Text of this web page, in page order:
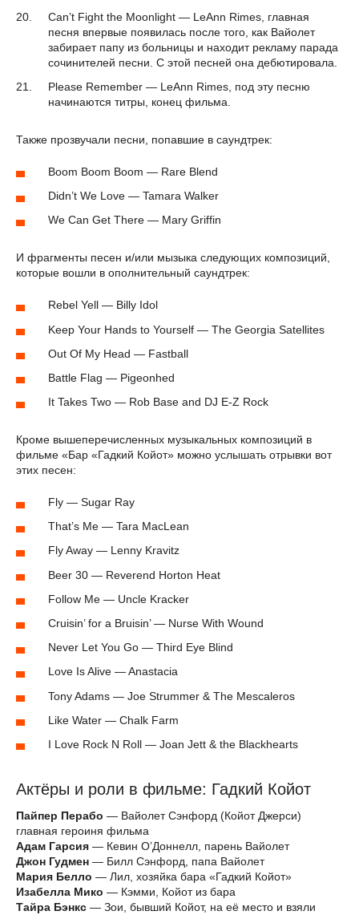
Can’t Fight the Moonlight — LeAnn Rimes, главная
песня впервые появилась после того, как Вайолет
забирает папу из больницы и находит рекламу парада
сочинителей песни. С этой песней она дебютировала.
Please Remember — LeAnn Rimes, под эту песню
начинаются титры, конец фильма.
Также прозвучали песни, попавшие в саундтрек:
Boom Boom Boom — Rare Blend
Didn’t We Love — Tamara Walker
We Can Get There — Mary Griffin
И фрагменты песен и/или мызыка следующих композиций,
которые вошли в ополнительный саундтрек:
Rebel Yell — Billy Idol
Keep Your Hands to Yourself — The Georgia Satellites
Out Of My Head — Fastball
Battle Flag — Pigeonhed
It Takes Two — Rob Base and DJ E-Z Rock
Кроме вышеперечисленных музыкальных композиций в
фильме «Бар «Гадкий Койот» можно услышать отрывки вот
этих песен:
Fly — Sugar Ray
That’s Me — Tara MacLean
Fly Away — Lenny Kravitz
Beer 30 — Reverend Horton Heat
Follow Me — Uncle Kracker
Cruisin’ for a Bruisin’ — Nurse With Wound
Never Let You Go — Third Eye Blind
Love Is Alive — Anastacia
Tony Adams — Joe Strummer & The Mescaleros
Like Water — Chalk Farm
I Love Rock N Roll — Joan Jett & the Blackhearts
Актёры и роли в фильме: Гадкий Койот
Пайпер Перабо — Вайолет Сэнфорд (Койот Джерси)
главная героиня фильма
Адам Гарсия — Кевин О’Доннелл, парень Вайолет
Джон Гудмен — Билл Сэнфорд, папа Вайолет
Мария Белло — Лил, хозяйка бара «Гадкий Койот»
Изабелла Мико — Кэмми, Койот из бара
Тайра Бэнкс — Зои, бывший Койот, на её место и взяли